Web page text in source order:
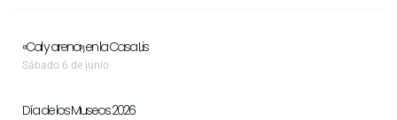
«Cal y arena», en la Casa Lis
Sábado 6 de junio
Día de los Museos 2026